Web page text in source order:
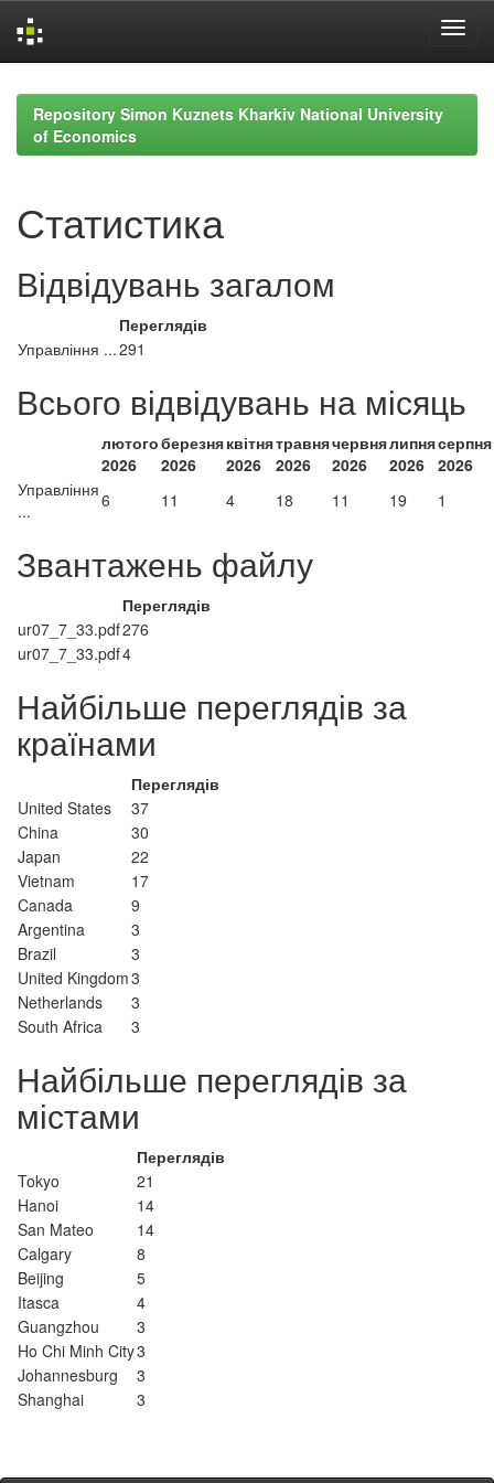
navigationRepository Simon Kuznets Kharkiv National University
of Economics
Статистика
Відвідувань загалом
Переглядів
Управління ...291
Всього відвідувань на місяць
лютого
2026
березня
2026
квітня
2026
травня
2026
червня
2026
липня
2026
серпня
2026
Управління
...
6 11 4 18 11 19 1
Звантажень файлу
Переглядів
ur07_7_33.pdf276
ur07_7_33.pdf4
Найбільше переглядів за
країнами
Переглядів
United States
37
China
30
Japan
22
Vietnam
17
Canada
9
Argentina
3
Brazil
3
United Kingdom3
Netherlands
3
South Africa
3
Найбільше переглядів за
містами
Переглядів
Tokyo
21
Hanoi
14
San Mateo
14
Calgary
8
Beijing
5
Itasca
4
Guangzhou
3
Ho Chi Minh City3
Johannesburg
3
Shanghai
3